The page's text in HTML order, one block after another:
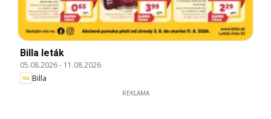
Billa leták
05.08.2026- 11.08.2026
Billa
REKLAMA